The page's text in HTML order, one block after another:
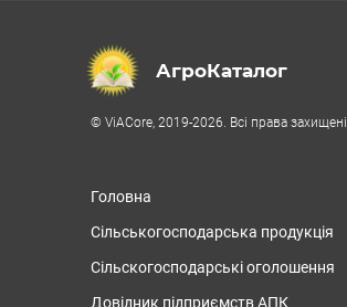
АгроКаталог
© ViACore, 2019-2026. Всі права захищені
Головна
Сільськогосподарська продукція
Сільскогосподарські оголошення
Довідник підприємств АПК